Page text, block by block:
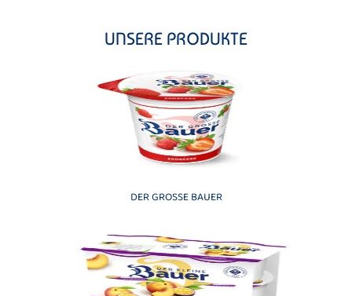
UNSERE PRODUKTE
DER GROSSE BAUER